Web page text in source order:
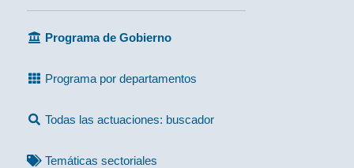
Programa de Gobierno
Programa por departamentos
Todas las actuaciones: buscador
Temáticas sectoriales